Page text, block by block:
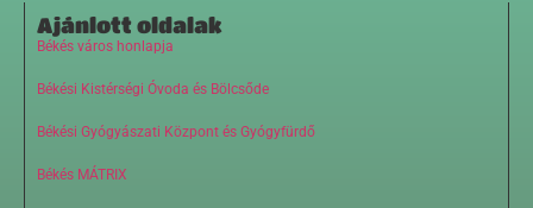
Ajánlott oldalak
Békés város honlapja
Békési Kistérségi Óvoda és Bölcsőde
Békési Gyógyászati Központ és Gyógyfürdő
Békés MÁTRIX